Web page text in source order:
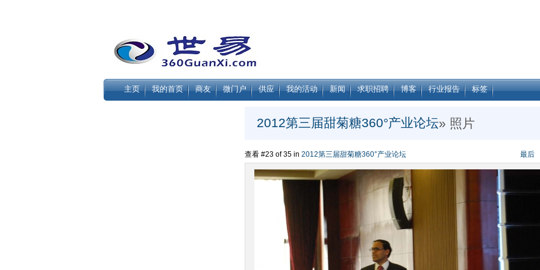
主页 我的首页 商友 微门户 供应 我的活动 新闻 求职招聘 博客 行业报告 标签
2012第三届甜菊糖360°产业论坛» 照片
查看 #23 of 35 in 2012第三届甜菊糖360°产业论坛 最后